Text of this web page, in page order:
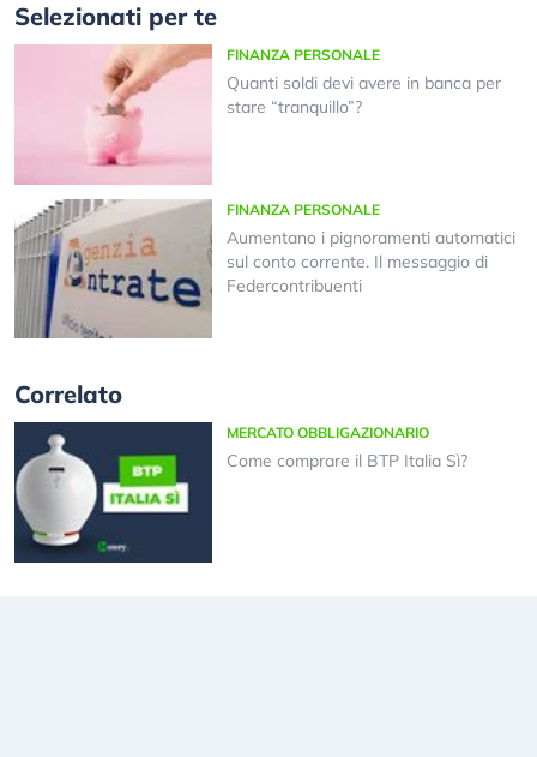
Selezionati per te
FINANZA PERSONALE
Quanti soldi devi avere in banca per
stare “tranquillo”?
FINANZA PERSONALE
Aumentano i pignoramenti automatici
sul conto corrente. Il messaggio di
Federcontribuenti
Correlato
MERCATO OBBLIGAZIONARIO
Come comprare il BTP Italia Sì?